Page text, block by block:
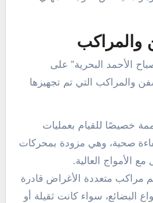
والمراكب
الأحمد البحرية” على
والمراكب التي تم تجهيزها
خصيصًا للقيام بعمليات
صحية، وهي مزودة بمحركات
مع الأمواج العالية.
مراكب متعددة الأغراض قادرة
البضائع، سواء كانت ثقيلة أو